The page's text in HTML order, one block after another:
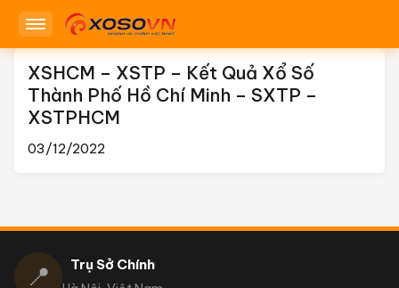
XSHCM – XSTP – Kết Quả Xổ Số
Thành Phố Hồ Chí Minh – SXTP –
XSTPHCM
03/12/2022
📍 Trụ Sở Chính